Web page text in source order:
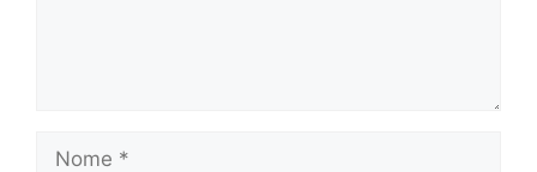
Nome